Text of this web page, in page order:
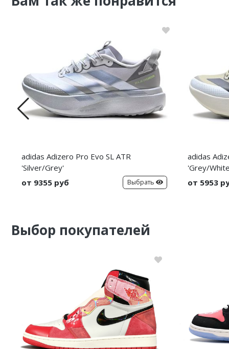
adidas Adizero Pro Evo SL ATR
'Silver/Grey'
от 9355 руб
Выбрать
adidas
'Grey/
от 5953
Выбор покупателей
Nike Uptempo
Nike Foamposite